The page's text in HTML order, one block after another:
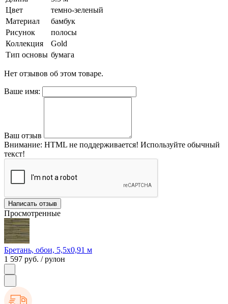
Цвет
темно-зеленый
Материал
бамбук
Рисунок
полосы
Коллекция
Gold
Тип основы бумага
Нет отзывов об этом товаре.
Ваше имя:
Ваш отзыв
Внимание: HTML не поддерживается! Используйте обычный
текст!
Написать отзыв
Просмотренные
Бретань, обои, 5,5х0,91 м
1 597 руб. / рулон